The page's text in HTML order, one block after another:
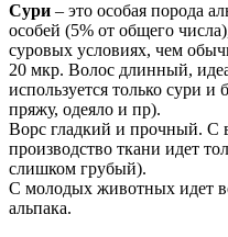
Сури – это особая порода
особей (5% от общего
суровых условиях, чем
20 мкр. Волос длинный,
используется только сури и
пряжу, одеяло и пр).
Ворс гладкий и прочный. С
производство ткани идет
слишком грубый).
С молодых животных идет
альпака.